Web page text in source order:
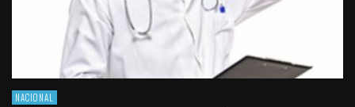
NACIONAL